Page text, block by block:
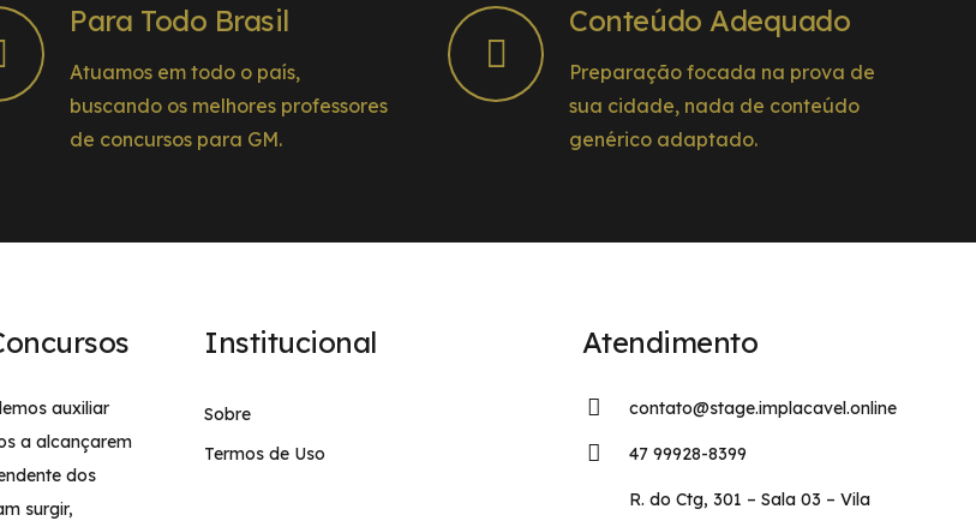
Para Todo Brasil
Atuamos em todo o país,
buscando os melhores professores
de concursos para GM.
Conteúdo Adequado
Preparação focada na prova de
sua cidade, nada de conteúdo
genérico adaptado.
auxiliar
a alcançarem
dos
surgir,
Institucional
Sobre
Termos de Uso
Atendimento
contato@stage.implacavel.online
47 99928-8399
R. do Ctg, 301 – Sala 03 – Vila